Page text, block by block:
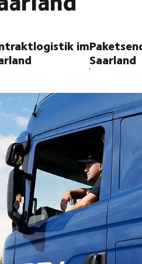
im
Saarland